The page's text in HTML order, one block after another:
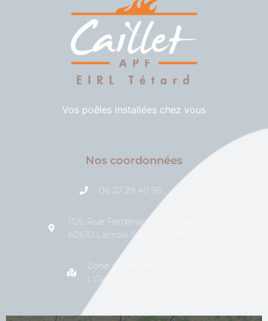
Vos poêles installées chez vous
Nos coordonnées
06 27 29 49 95
1126 Rue Ferdinand Meunier
60610 Lacroix-Saint-Ouen
Zone d'intervention
L'Oise et la Somme